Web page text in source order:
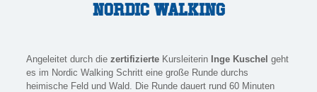
Nordic Walking
Angeleitet durch die zertifizierteKursleiterin Inge Kuschel geht
es im Nordic Walking Schritt eine große Runde durchs
heimische Feld und Wald. Die Runde dauert rund 60 Minuten